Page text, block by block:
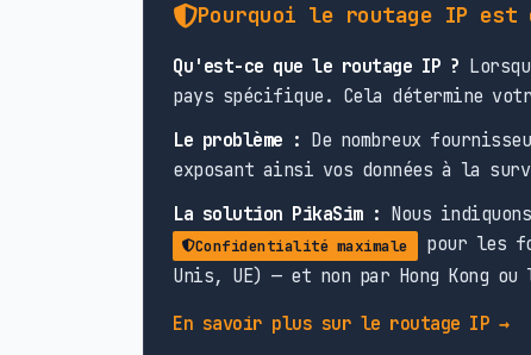
Pourquoi le routage IP
Qu'est-ce que le routage IP ?
pays spécifique. Cela détermine
Le problème : De nombreux
exposant ainsi vos données à la
La solution PikaSim : Nous
Confidentialité maximale
pour les
Unis, UE) — et non par Hong Kong ou
En savoir plus sur le routage IP →